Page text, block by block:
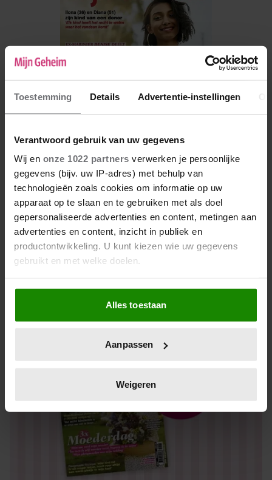
Toestemming Details Advertentie-instellingen
Verantwoord gebruik van uw gegevens
Wij en onze 1022 partners verwerken je persoonlijke
gegevens (bijv. uw IP-adres) met behulp van
technologieën zoals cookies om informatie op uw
apparaat op te slaan en te gebruiken met als doel
gepersonaliseerde advertenties en content, metingen aan
advertenties en content, inzicht in publiek en
productontwikkeling. U kunt kiezen wie uw gegevens
gebruikt en met welke doelen.
Als u het toestaat, willen we ook graag:
Informatie verzamelen over uw geografische locatie,
die tot een paar meter nauwkeurig kan zijn
op specifieke eigenschappen (fingerprinting)
verwerkt en stel uw voorkeuren in het
intrekken in de Cookieverklaring.
We gebruiken cookies om content en advertenties te
personaliseren, om functies voor social media te bieden
en om ons websiteverkeer te analyseren. Ook delen we
Alles toestaan
Aanpassen
Weigeren
De nieuwe Mijn Geheim ligt nu in de winkel
Abonneren
Digitaal lezen
Los kopen